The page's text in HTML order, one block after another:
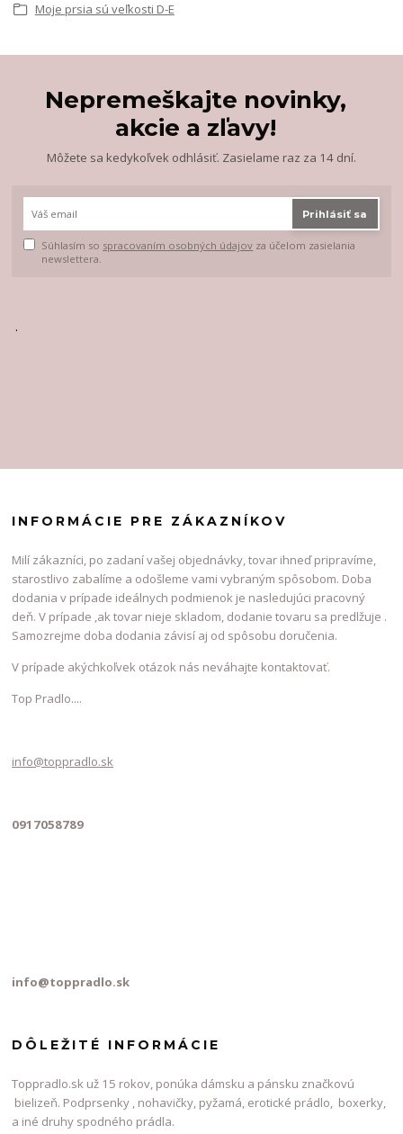
Moje prsia sú veľkosti D-E
Nepremeškajte novinky,
akcie a zľavy!
Môžete sa kedykoľvek odhlásiť. Zasielame raz za 14 dní.
Prihlásiť sa
Súhlasím so spracovaním osobných údajov za účelom zasielania
newslettera.
.
INFORMÁCIE PRE ZÁKAZNÍKOV
Milí zákazníci, po zadaní vašej objednávky, tovar ihneď pripravíme,
starostlivo zabalíme a odošleme vami vybraným spôsobom. Doba
dodania v prípade ideálnych podmienok je nasledujúci pracovný
deň. V prípade ,ak tovar nieje skladom, dodanie tovaru sa predlžuje .
Samozrejme doba dodania závisí aj od spôsobu doručenia.
V prípade akýchkoľvek otázok nás neváhajte kontaktovať.
Top Pradlo....
info@toppradlo.sk
0917058789
info@toppradlo.sk
DÔLEŽITÉ INFORMÁCIE
Toppradlo.sk už 15 rokov, ponúka dámsku a pánsku značkovú
bielizeň. Podprsenky , nohavičky, pyžamá, erotické prádlo, boxerky,
a iné druhy spodného prádla.